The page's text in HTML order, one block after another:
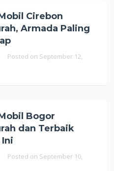
Cirebon
Armada Paling
Posted on September 12,
Bogor
dan Terbaik
Ini
Posted on September 10,